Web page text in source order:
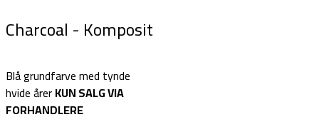
Charcoal - Komposit
Blå grundfarve med tynde
hvide årerKUN SALG VIA
FORHANDLERE